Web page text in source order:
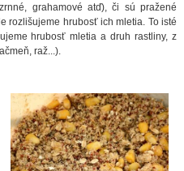
grahamové atď), či sú pražené
rozlišujeme hrubosť ich mletia. To isté
hrubosť mletia a druh rastliny, z
raž...).